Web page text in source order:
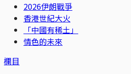
2026伊朗戰爭
香港世紀大火
「中國有稀土」
情色的未來
欄目